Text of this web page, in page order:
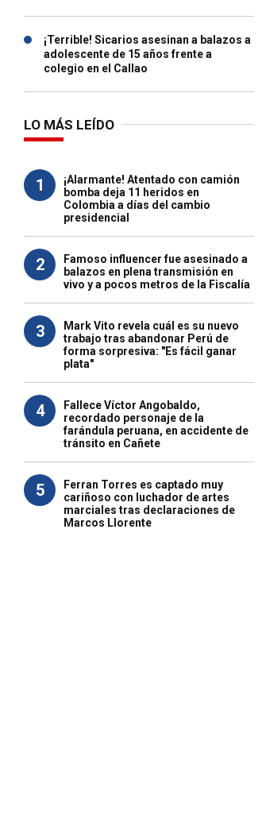
¡Terrible! Sicarios asesinan a balazos a
adolescente de 15 años frente a
colegio en el Callao
LO MÁS LEÍDO
1
¡Alarmante! Atentado con camión
bomba deja 11 heridos en
Colombia a días del cambio
presidencial
2
Famoso influencer fue asesinado a
balazos en plena transmisión en
vivo y a pocos metros de la Fiscalía
3
Mark Vito revela cuál es su nuevo
trabajo tras abandonar Perú de
forma sorpresiva: "Es fácil ganar
plata"
4
Fallece Víctor Angobaldo,
recordado personaje de la
farándula peruana, en accidente de
tránsito en Cañete
5
Ferran Torres es captado muy
cariñoso con luchador de artes
marciales tras declaraciones de
Marcos Llorente